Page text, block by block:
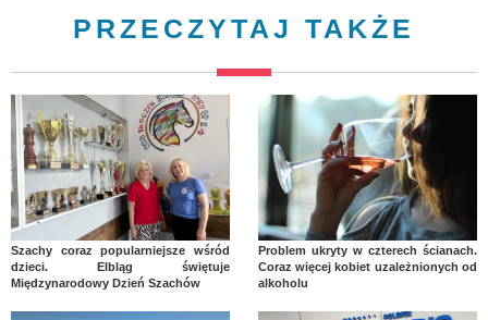
PRZECZYTAJ TAKŻE
Szachy coraz popularniejsze wśród
dzieci. Elbląg świętuje
Międzynarodowy Dzień Szachów
Problem ukryty w czterech ścianach.
Coraz więcej kobiet uzależnionych od
alkoholu